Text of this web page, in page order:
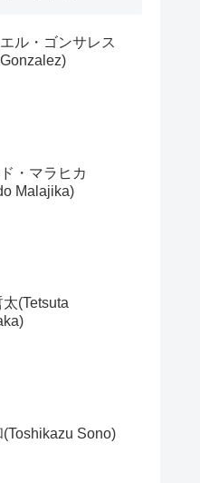
ル・ゴンサレス
・マラヒカ
Malajika)
(Tetsuta
(Toshikazu Sono)